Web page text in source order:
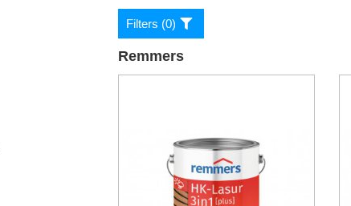
Filters (0)
Remmers